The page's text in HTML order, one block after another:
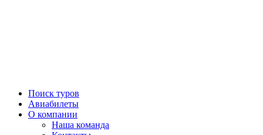
Поиск туров
Авиабилеты
О компании
Наша команда